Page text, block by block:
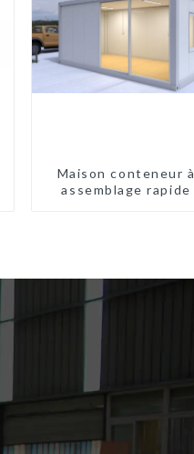
Maison conteneur à
assemblage rapide